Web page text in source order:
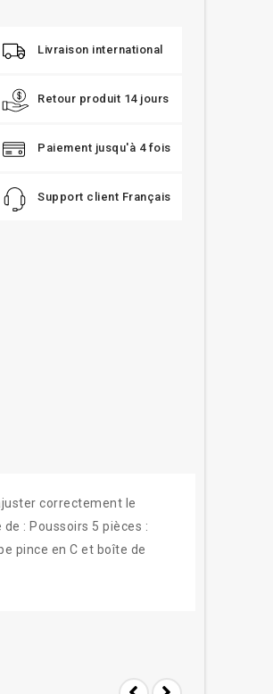
Livraison international
Retour produit 14 jours
Paiement jusqu'à 4 fois
Support client Français
correctement le
: Poussoirs 5 pièces :
pince en C et boîte de